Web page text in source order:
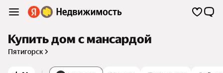
Купить дом с мансардой
Пятигорск